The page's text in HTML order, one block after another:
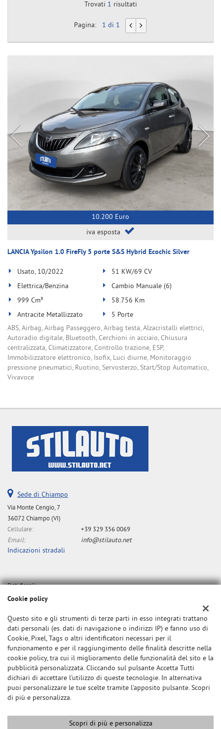
Trovati 1 risultati
Pagina: 1 di 1
10.200 Euro
iva esposta
LANCIA Ypsilon 1.0 FireFly 5 porte S&S Hybrid Ecochic Silver
Usato, 10/2022
51 KW/69 CV
Elettrica/Benzina
Cambio Manuale (6)
999 Cm³
58.756 Km
Antracite Metallizzato
5 Porte
ABS, Airbag, Airbag Passeggero, Airbag testa, Alzacristalli elettrici,
Autoradio digitale, Bluetooth, Cerchioni in acciaio, Chiusura
centralizzata, Climatizzatore, Controllo trazione, ESP,
Immobilizzatore elettronico, Isofix, Luci diurne, Monitoraggio
pressione pneumatici, Ruotino, Servosterzo, Start/Stop Automatico,
Vivavoce
Sede di Chiampo
Via Monte Cengio, 7
36072 Chiampo (VI)
Cellulare:
+39 329 356 0069
Email:
info@stilauto.net
Indicazioni stradali
Dati fiscali:
STILAUTO SNC
P.IVA:02492320243
Registro delle imprese:VI
N°32532/VI
REA:VI-234890
Copyright © 2026 GestionaleAuto.com S.r.l., Tutti i diritti riservati -
Cookie policy
Questo sito e gli strumenti di terze parti in esso integrati trattano
dati personali (es. dati di navigazione o indirizzi IP) e fanno uso di
Cookie, Pixel, Tags o altri identificatori necessari per il
funzionamento e per il raggiungimento delle finalità descritte nella
cookie policy, tra cui il miglioramento delle funzionalità del sito e la
pubblicità personalizzata. Cliccando sul pulsante Accetta Tutti
dichiari di accettare l'utilizzo di queste tecnologie. In alternativa
puoi personalizzare le tue scelte tramite l'apposito pulsante. Scopri
di più e personalizza.
Scopri di più e personalizza